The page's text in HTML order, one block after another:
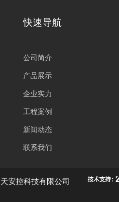
快速导航
公司简介
产品展示
企业实力
工程案例
新闻动态
联系我们
天安控科技有限公司